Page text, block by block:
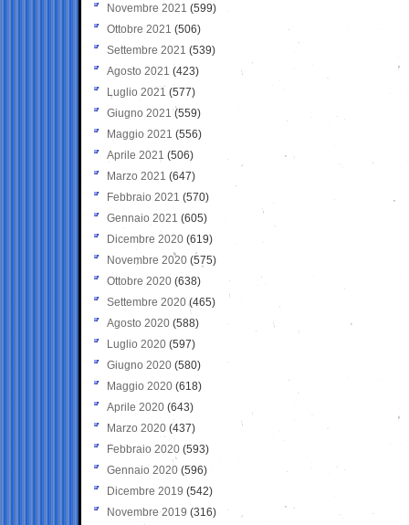
Novembre 2021 (599)
Ottobre 2021 (506)
Settembre 2021 (539)
Agosto 2021 (423)
Luglio 2021 (577)
Giugno 2021(559)
Maggio 2021 (556)
Aprile 2021 (506)
Marzo 2021 (647)
Febbraio 2021 (570)
Gennaio 2021 (605)
Dicembre 2020 (619)
Novembre 2020 (575)
Ottobre 2020 (638)
Settembre 2020(465)
Agosto 2020 (588)
Luglio 2020 (597)
Giugno 2020 (580)
Maggio 2020 (618)
Aprile 2020 (643)
Marzo 2020 (437)
Febbraio 2020 (593)
Gennaio 2020 (596)
Dicembre 2019 (542)
Novembre 2019 (316)